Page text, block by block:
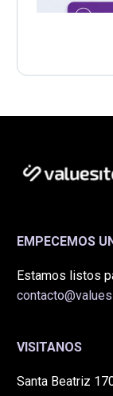
EMPECEMOS
Estamos listos
VISITANOS
Santa Beatriz